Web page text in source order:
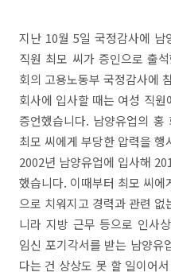
지난 10월 5일 국정감사에 남
직원 최모 씨가 증인으로 출
회의 고용노동부 국정감사에
회사에 입사할 때는 여성 직
증언했습니다. 남양유업의
최모 씨에게 부당한 압력을
2002년 남양유업에 입사해
했습니다. 이때부터 최모 씨
으로 치워지고 경력과 관련
니라 지방 근무 등으로 인사
임신 포기각서를 받는 남양유
다는 건 상상도 못 할 일이어